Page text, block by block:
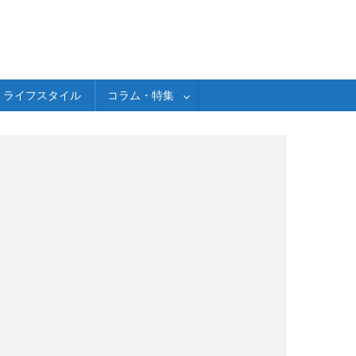
ライフスタイル コラム・特集